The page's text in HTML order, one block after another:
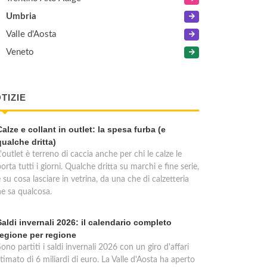
Umbria
Valle d'Aosta
Veneto
e collant in outlet: la spesa furba (e
dritta)
è terreno di caccia anche per chi le calze le
tutti i giorni. Qualche dritta su marchi e fine serie,
su cosa lasciare in vetrina, da una che di calzetteria
sa qualcosa.
invernali 2026: il calendario completo
per regione
partiti i saldi invernali 2026 con un giro d'affari
di 6 miliardi di euro. La Valle d'Aosta ha aperto